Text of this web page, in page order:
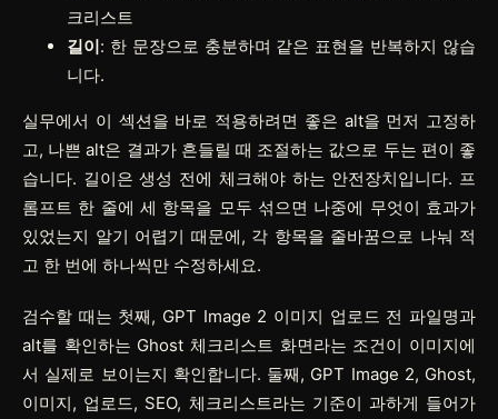
크리스트
길이: 한 문장으로 충분하며 같은 표현을 반복하지 않습
니다.
실무에서 이 섹션을 바로 적용하려면 좋은 alt을 먼저 고정하
고, 나쁜 alt은 결과가 흔들릴 때 조절하는 값으로 두는 편이 좋
습니다. 길이은 생성 전에 체크해야 하는 안전장치입니다. 프
롬프트 한 줄에 세 항목을 모두 섞으면 나중에 무엇이 효과가
있었는지 알기 어렵기 때문에, 각 항목을 줄바꿈으로 나눠 적
고 한 번에 하나씩만 수정하세요.
검수할 때는 첫째, GPT Image 2 이미지 업로드 전 파일명과
alt를 확인하는 Ghost 체크리스트 화면라는 조건이 이미지에
서 실제로 보이는지 확인합니다. 둘째, GPT Image 2, Ghost,
이미지, 업로드, SEO, 체크리스트라는 기준이 과하게 들어가